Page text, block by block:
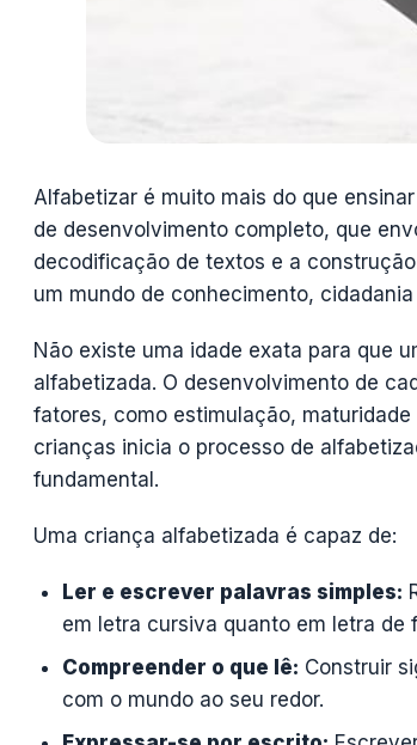
Alfabetizar é muito mais do que
de desenvolvimento completo, que
decodificação de textos e a
um mundo de conhecimento,
Não existe uma idade exata para que
alfabetizada. O desenvolvimento de
fatores, como estimulação,
crianças inicia o processo de
fundamental.
Uma criança alfabetizada é capaz de:
Ler e escrever palavras simples:
em letra cursiva quanto em letra de
Compreender o que lê: Construir
com o mundo ao seu redor.